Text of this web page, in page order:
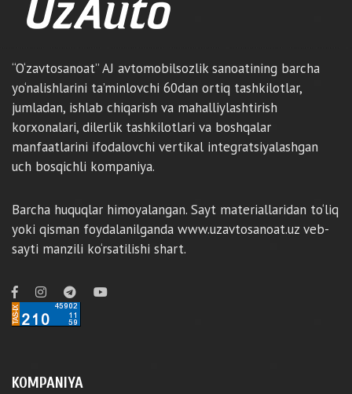
“O‘zavtosanoat” AJ avtomobilsozlik sanoatining barcha
yo‘nalishlarini ta’minlovchi 60dan ortiq tashkilotlar,
jumladan, ishlab chiqarish va mahalliylashtirish
korxonalari, dilerlik tashkilotlari va boshqalar
manfaatlarini ifodalovchi vertikal integratsiyalashgan
uch bosqichli kompaniya.
Barcha huquqlar himoyalangan. Sayt materiallaridan to‘liq
yoki qisman foydalanilganda www.uzavtosanoat.uz veb-
sayti manzili ko‘rsatilishi shart.
KOMPANIYA